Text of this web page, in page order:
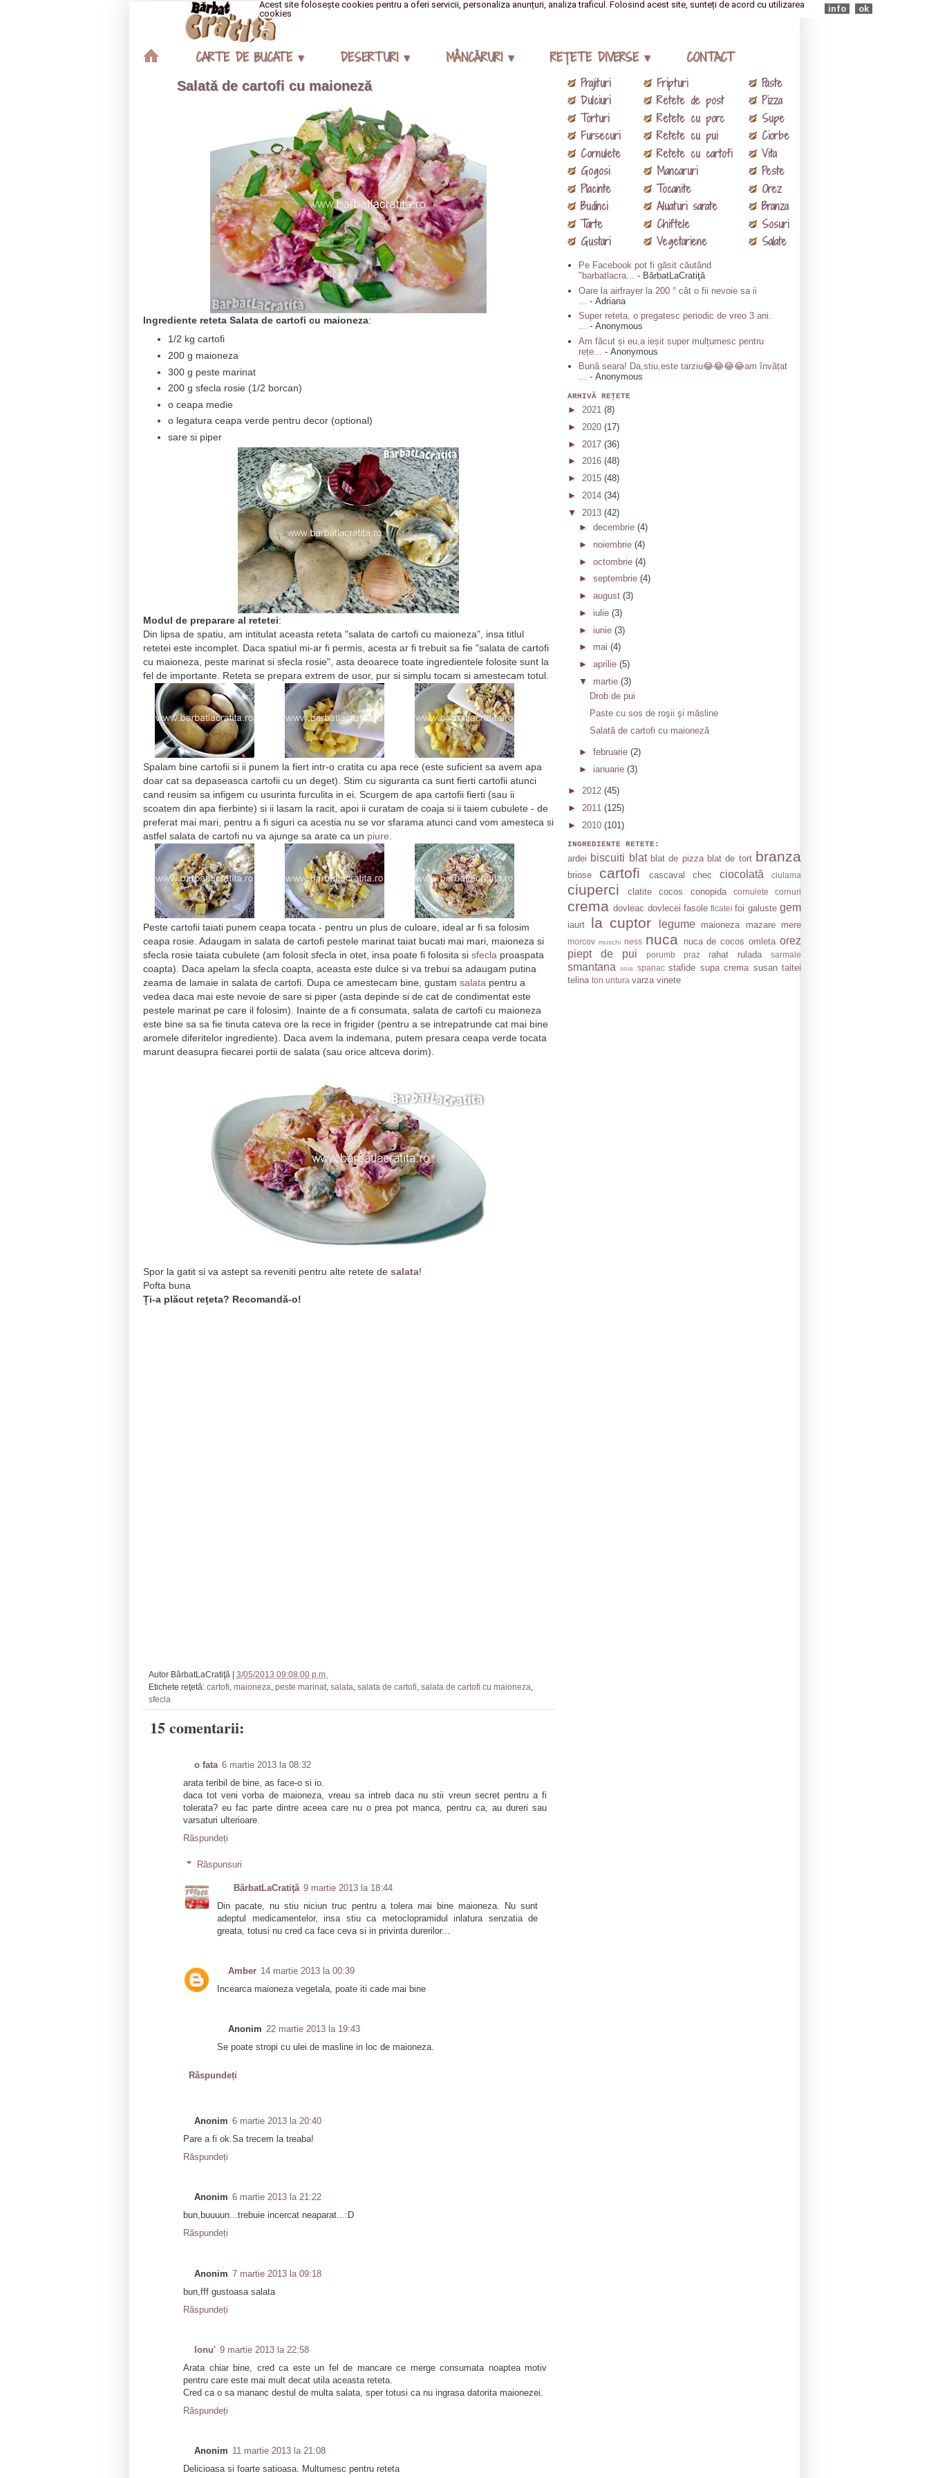
CARTE DE BUCATE ▾ DESERTURI ▾ MÂNCĂRURI ▾ REŢETE DIVERSE ▾ CONTACT
Salată de cartofi cu maioneză
Ingrediente reteta Salata de cartofi cu maioneza:
1/2 kg cartofi
200 g maioneza
300 g peste marinat
200 g sfecla rosie (1/2 borcan)
o ceapa medie
o legatura ceapa verde pentru decor (optional)
sare si piper
Modul de preparare al retetei:
Din lipsa de spatiu, am intitulat aceasta reteta "salata de cartofi cu maioneza", insa titlul
retetei este incomplet. Daca spatiul mi-ar fi permis, acesta ar fi trebuit sa fie "salata de cartofi
cu maioneza, peste marinat si sfecla rosie", asta deoarece toate ingredientele folosite sunt la
fel de importante. Reteta se prepara extrem de usor, pur si simplu tocam si amestecam totul.
Spalam bine cartofii si ii punem la fiert intr-o cratita cu apa rece (este suficient sa avem apa
doar cat sa depaseasca cartofii cu un deget). Stim cu siguranta ca sunt fierti cartofii atunci
cand reusim sa infigem cu usurinta furculita in ei. Scurgem de apa cartofii fierti (sau ii
scoatem din apa fierbinte) si ii lasam la racit, apoi ii curatam de coaja si ii taiem cubulete - de
preferat mai mari, pentru a fi siguri ca acestia nu se vor sfarama atunci cand vom amesteca si
astfel salata de cartofi nu va ajunge sa arate ca un piure
Peste cartofii taiati punem ceapa tocata - pentru un plus de culoare, ideal ar fi sa folosim
ceapa rosie. Adaugam in salata de cartofi pestele marinat taiat bucati mai mari, maioneza si
sfecla rosie taiata cubulete (am folosit sfecla in otet, insa poate fi folosita si sfecla proaspata
coapta). Daca apelam la sfecla coapta, aceasta este dulce si va trebui sa adaugam putina
zeama de lamaie in salata de cartofi. Dupa ce amestecam bine, gustam salata pentru a
vedea daca mai este nevoie de sare si piper (asta depinde si de cat de condimentat este
pestele marinat pe care il folosim). Inainte de a fi consumata, salata de cartofi cu maioneza
este bine sa sa fie tinuta cateva ore la rece in frigider (pentru a se intrepatrunde cat mai bine
aromele diferitelor ingrediente). Daca avem la indemana, putem presara ceapa verde tocata
marunt deasupra fiecarei portii de salata (sau orice altceva dorim).
Spor la gatit si va astept sa reveniti pentru alte retete de salata!
Pofta buna
Ți-a plăcut reţeta? Recomandă-o!
Autor BărbatLaCratiţă
3/05/2013 09:08:00 p.m.
Etichete reţetă: cartofi maioneza peste marinat salata salata de cartofi salata de cartofi cu maioneza
sfecla
15 comentarii:
o fata 6 martie 2013 la 08:32
arata teribil de bine, as face-o si io.
daca tot veni vorba de maioneza, vreau sa intreb daca nu stii vreun secret pentru a fi
tolerata? eu fac parte dintre aceea care nu o prea pot manca, pentru ca, au dureri sau
varsaturi ulterioare.
Răspundeți
Răspunsuri
BărbatLaCratiţă 9 martie 2013 la 18:44
Din pacate, nu stiu niciun truc pentru a tolera mai bine maioneza. Nu sunt
adeptul medicamentelor, insa stiu ca metoclopramidul inlatura senzatia de
greata, totusi nu cred ca face ceva si in privinta durerilor...
Amber 14 martie 2013 la 00:39
Incearca maioneza vegetala, poate iti cade mai bine
Anonim 22 martie 2013 la 19:43
Se poate stropi cu ulei de masline in loc de maioneza.
Răspundeți
Anonim 6 martie 2013 la 20:40
Pare a fi ok.Sa trecem la treaba!
Răspundeți
Anonim 6 martie 2013 la 21:22
bun,buuuun...trebuie incercat neaparat...:D
Răspundeți
Anonim 7 martie 2013 la 09:18
bun,fff gustoasa salata
Răspundeți
Ionu' 9 martie 2013 la 22:58
Arata chiar bine, cred ca este un fel de mancare ce merge consumata noaptea motiv
pentru care este mai mult decat utila aceasta reteta.
Cred ca o sa mananc destul de multa salata, sper totusi ca nu ingrasa datorita maionezei.
Răspundeți
Anonim 11 martie 2013 la 21:08
Delicioasa si foarte satioasa. Multumesc pentru reteta
Prajituri
Dulciuri
Torturi
Fursecuri
Cornulete
Gogosi
Placinte
Budinci
Tarte
Gustari
Fripturi
Retete de post
Retete cu porc
Retete cu pui
Retete cu cartofi
Mancaruri
Tocanite
Aluaturi sarate
Chiftele
Vegetariene
Paste
Pizza
Supe
Ciorbe
Vita
Peste
Orez
Branza
Sosuri
Salate
Pe Facebook pot fi găsit căutând
"barbatlacra... - BărbatLaCratiţă
Oare la airfrayer la 200 ° cât o fii nevoie sa ii
- Adriana
Super reteta, o pregatesc periodic de vreo 3 ani.
... - Anonymous
Am făcut și eu,a ieșit super mulțumesc pentru
rețe...
- Anonymous
Bună seara! Da,stiu,este tarziu😂😂😂😂am învățat
... - Anonymous
ARHIVĂ REŢETE
► 2021 (8)
► 2020 (17)
► 2017 (36)
► 2016 (48)
► 2015 (48)
► 2014 (34)
▼ 2013 (42)
► decembrie (4)
► noiembrie (4)
► octombrie (4)
► septembrie (4)
► august (3)
► iulie (3)
► iunie (3)
► mai (4)
► aprilie (5)
▼ martie (3)
Drob de pui
Paste cu sos de roşii şi măsline
Salată de cartofi cu maioneză
► februarie (2)
► ianuarie (3)
► 2012 (45)
► 2011 (125)
► 2010 (101)
INGREDIENTE RETETE:
ardei biscuiti blat blat de pizza blat de tort branza
briose cartofi cascaval chec ciocolată ciulama
ciuperci clatite cocos conopida cornulete cornuri
crema dovleac dovlecei fasole ficatei foi galuste gem
iaurt la cuptor legume maioneza mazare mere
morcov muschi ness nuca nuca de cocos omleta orez
piept de pui
porumb praz rahat rulada sarmale
smantana soia spanac stafide supa crema susan taitei
telina ton untura varza vinete
Acest site folosește cookies pentru a oferi servicii, personaliza anunțuri, analiza traficul. Folosind acest site, sunteți de acord cu utilizarea
cookies
info ok